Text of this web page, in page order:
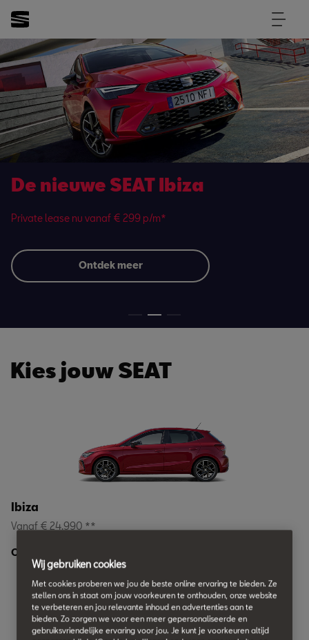
De nieuwe SEAT Ibiza
Private lease nu vanaf € 299 p/m*
Ontdek meer
Kies jouw SEAT
Ibiza
Vanaf € 24.990 **
Ontdek 'm
Wij gebruiken cookies
Met cookies proberen we jou de beste online ervaring te bieden. Ze
stellen ons in staat om jouw voorkeuren te onthouden, onze website
te verbeteren en jou relevante inhoud en advertenties aan te
bieden. Zo zorgen we voor een meer gepersonaliseerde en
gebruiksvriendelijke ervaring voor jou. Je kunt je voorkeuren altijd